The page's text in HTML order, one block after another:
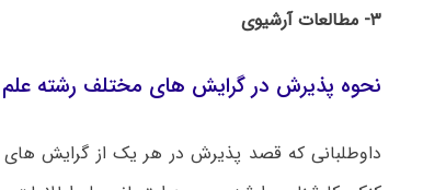
۳- مطالعات آرشیوی
نحوه پذیرش در گرایش های مختلف رشته
داوطلبانی که قصد پذیرش در هر یک از گرایش های